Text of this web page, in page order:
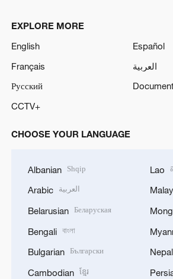
EXPLORE MORE
English
Español
Français
العربية
Русский
CCTV+
CHOOSE YOUR LANGUAGE
Albanian Shqip
Arabic العربية
Belarusian Беларуская
Bengali বাংলা
Bulgarian Български
Cambodian ខ្មែរ
Lao
Malay